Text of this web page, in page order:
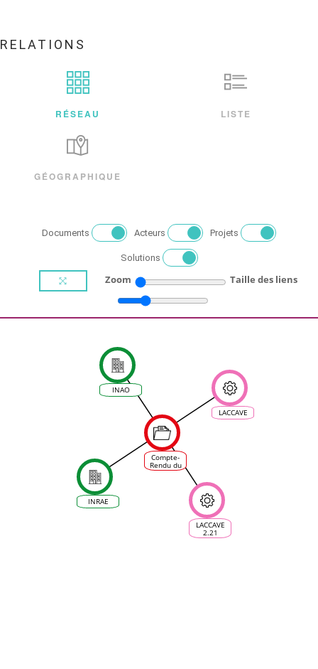
RELATIONS
RÉSEAU LISTE
GÉOGRAPHIQUE
Documents Acteurs Projets
Solutions
Zoom Taille des liens
Compte-
Rendu du
Forum
INAO
INRAE
LACCAVE
LACCAVE
2.21